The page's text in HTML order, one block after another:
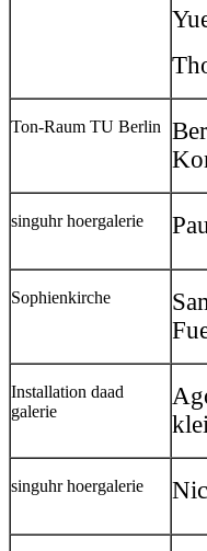
Ton-Raum TU Berlin
singuhr hoergalerie
Sophienkirche
Installation daad
galerie
singuhr hoergalerie